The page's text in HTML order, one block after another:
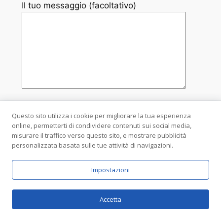
Il tuo messaggio (facoltativo)
Associazione Culturale
Questo sito utilizza i cookie per migliorare la tua esperienza
online, permetterti di condividere contenuti sui social media,
misurare il traffico verso questo sito, e mostrare pubblicità
personalizzata basata sulle tue attività di navigazioni.
Impostazioni
Accetta